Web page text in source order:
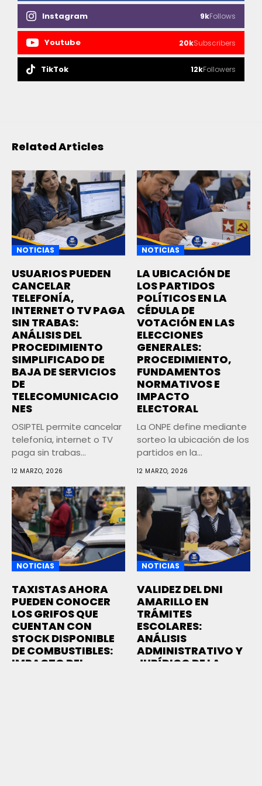
Instagram 9kFollows
Youtube 20kSubscribers
TikTok 12kFollowers
Related Articles
NOTICIAS
USUARIOS PUEDEN
CANCELAR
TELEFONÍA,
INTERNET O TV PAGA
SIN TRABAS:
ANÁLISIS DEL
PROCEDIMIENTO
SIMPLIFICADO DE
BAJA DE SERVICIOS
DE
TELECOMUNICACIO
NES
OSIPTEL permite cancelar
telefonía, internet o TV
paga sin trabas
12 MARZO, 2026
NOTICIAS
LA UBICACIÓN DE
LOS PARTIDOS
POLÍTICOS EN LA
CÉDULA DE
VOTACIÓN EN LAS
ELECCIONES
GENERALES:
PROCEDIMIENTO,
FUNDAMENTOS
NORMATIVOS E
IMPACTO
ELECTORAL
La ONPE define mediante
sorteo la ubicación de los
partidos en la...
12 MARZO, 2026
NOTICIAS
TAXISTAS AHORA
PUEDEN CONOCER
LOS GRIFOS QUE
CUENTAN CON
STOCK DISPONIBLE
DE COMBUSTIBLES:
IMPACTO DEL
NOTICIAS
VALIDEZ DEL DNI
AMARILLO EN
TRÁMITES
ESCOLARES:
ANÁLISIS
ADMINISTRATIVO Y
JURÍDICO DE LA